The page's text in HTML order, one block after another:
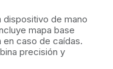
dispositivo de mano
mapa base
en caso de caídas.
precisión y